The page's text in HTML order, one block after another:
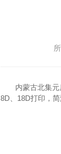
内蒙古北集
8D、18D打印，